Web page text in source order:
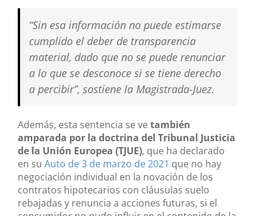
“Sin esa información no puede estimarse
cumplido el deber de transparencia
material, dado que no se puede renunciar
a lo que se desconoce si se tiene derecho
a percibir”, sostiene la Magistrada-Juez.
Además, esta sentencia se ve también
amparada por la doctrina del Tribunal Justicia
de la Unión Europea (TJUE), que ha declarado
en su Auto de 3 de marzo de 2021 que no hay
negociación individual en la novación de los
contratos hipotecarios con cláusulas suelo
rebajadas y renuncia a acciones futuras, si el